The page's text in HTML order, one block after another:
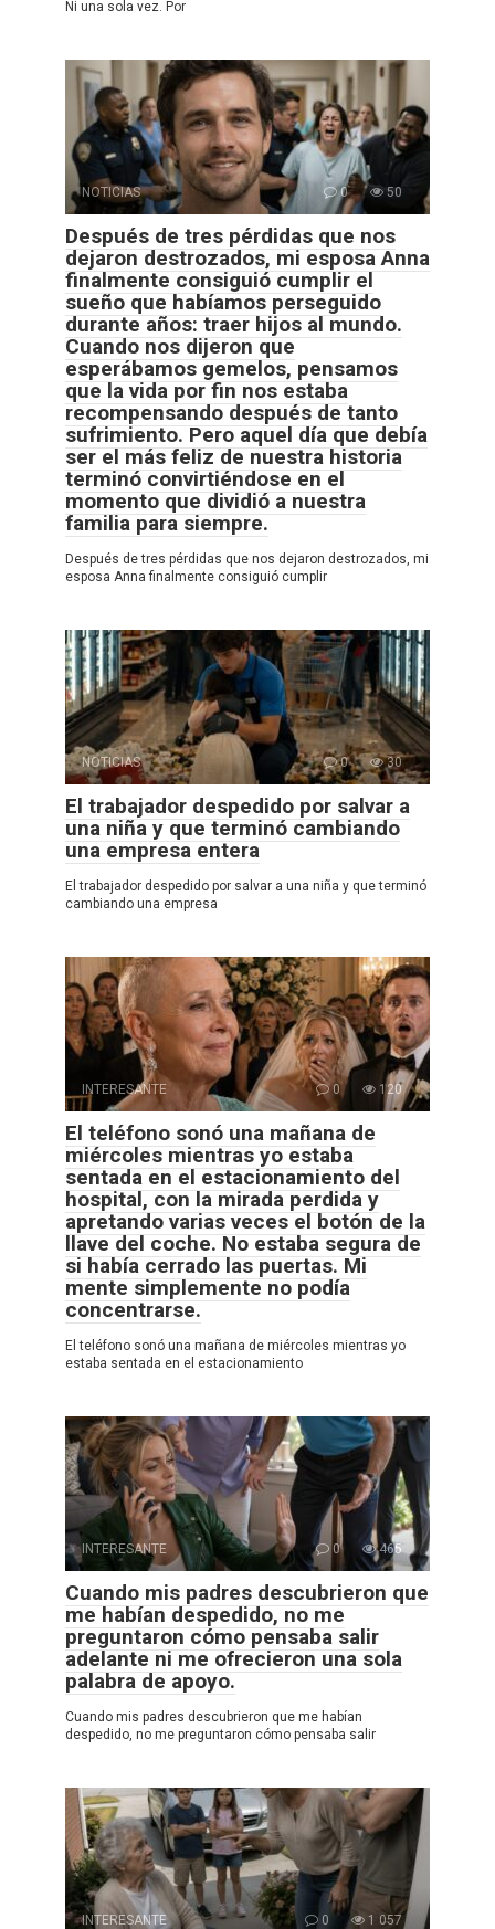
Ni una sola vez. Por
NOTICIAS 0 50
Después de tres pérdidas que nos
dejaron destrozados, mi esposa Anna
finalmente consiguió cumplir el
sueño que habíamos perseguido
durante años: traer hijos al mundo.
Cuando nos dijeron que
esperábamos gemelos, pensamos
que la vida por fin nos estaba
recompensando después de tanto
sufrimiento. Pero aquel día que debía
ser el más feliz de nuestra historia
terminó convirtiéndose en el
momento que dividió a nuestra
familia para siempre.
Después de tres pérdidas que nos dejaron destrozados, mi
esposa Anna finalmente consiguió cumplir
NOTICIAS 0 30
El trabajador despedido por salvar a
una niña y que terminó cambiando
una empresa entera
El trabajador despedido por salvar a una niña y que terminó
cambiando una empresa
INTERESANTE 0 120
El teléfono sonó una mañana de
miércoles mientras yo estaba
sentada en el estacionamiento del
hospital, con la mirada perdida y
apretando varias veces el botón de la
llave del coche. No estaba segura de
si había cerrado las puertas. Mi
mente simplemente no podía
concentrarse.
El teléfono sonó una mañana de miércoles mientras yo
estaba sentada en el estacionamiento
INTERESANTE 0 465
Cuando mis padres descubrieron que
me habían despedido, no me
preguntaron cómo pensaba salir
adelante ni me ofrecieron una sola
palabra de apoyo.
Cuando mis padres descubrieron que me habían
despedido, no me preguntaron cómo pensaba salir
INTERESANTE 0 1 057